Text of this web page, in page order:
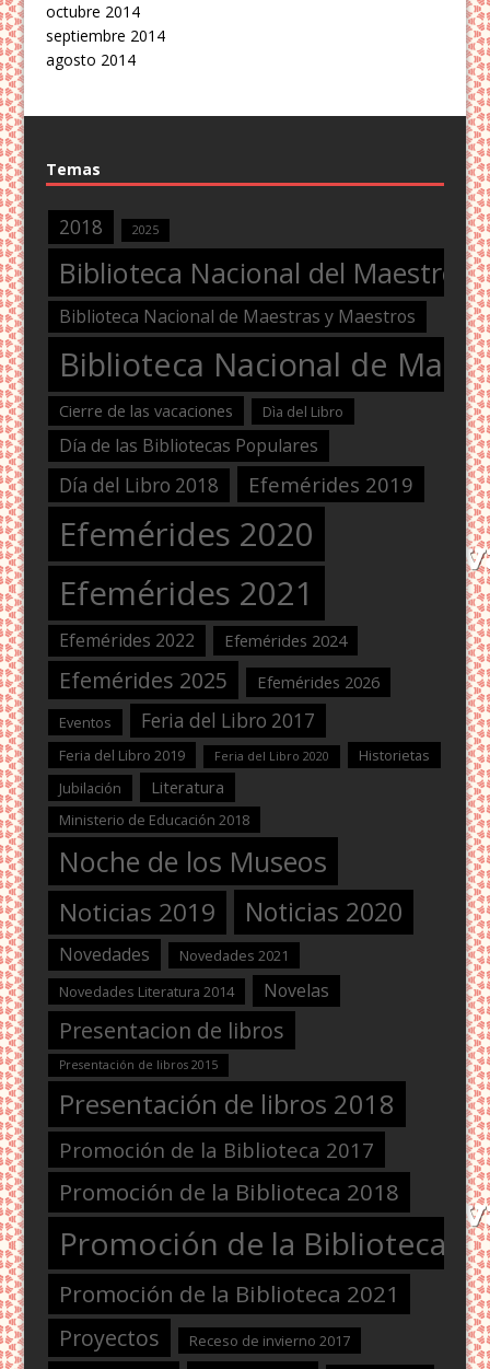
octubre 2014
septiembre 2014
agosto 2014
Temas
2018 2025
Biblioteca Nacional del Maestro
Biblioteca Nacional de Maestras y Maestros
Biblioteca Nacional de
Cierre de las vacaciones Dìa del Libro
Día de las Bibliotecas Populares
Día del Libro 2018 Efemérides 2019
Efemérides 2020
Efemérides 2021
Efemérides 2022 Efemérides 2024
Efemérides 2025 Efemérides 2026
Eventos Feria del Libro 2017
Feria del Libro 2019 Feria del Libro 2020
Historietas
Jubilación
Literatura
Ministerio de Educación 2018
Noche de los Museos
Noticias 2019 Noticias 2020
Novedades
Novedades 2021
Novedades Literatura 2014
Novelas
Presentacion de libros
Presentación de libros 2015
Presentación de libros 2018
Promoción de la Biblioteca 2017
Promoción de la Biblioteca 2018
Promoción de la Biblioteca
Promoción de la Biblioteca 2021
Proyectos Receso de invierno 2017